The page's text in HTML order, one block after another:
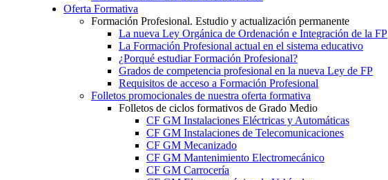
Oferta Formativa
Formación Profesional. Estudio y actualización permanente
La nueva Ley Orgánica de Ordenación e Integración de la FP
La Formación Profesional actual en el sistema educativo
¿Porqué estudiar Formación Profesional?
Grados de competencia profesional en la nueva Ley de FP
Requisitos de acceso a Formación Profesional
Folletos promocionales de nuestra oferta formativa
Folletos de ciclos formativos de Grado Medio
CF GM Instalaciones Eléctricas y Automáticas
CF GM Instalaciones de Telecomunicaciones
CF GM Mecanizado
CF GM Mantenimiento Electromecánico
CF GM Carrocería